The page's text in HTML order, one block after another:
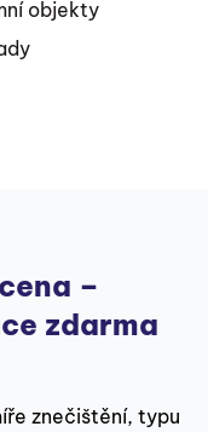
objekty
–
zdarma
znečištění, typu